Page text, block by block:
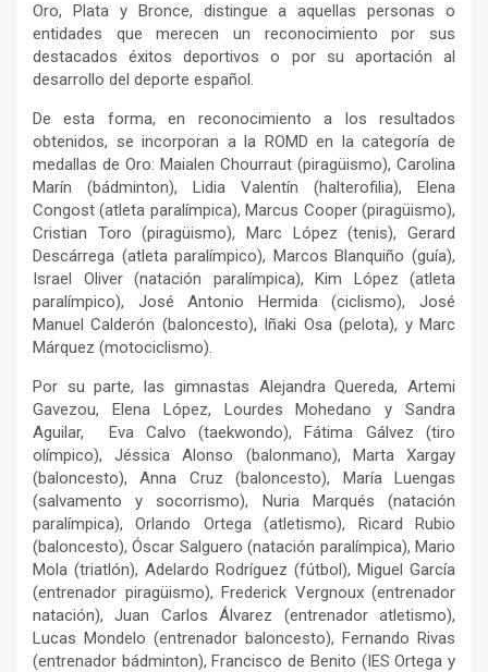
Oro, Plata y Bronce, distingue a aquellas personas o
entidades que merecen un reconocimiento por sus
destacados éxitos deportivos o por su aportación al
desarrollo del deporte español.
De esta forma, en reconocimiento a los resultados
obtenidos, se incorporan a la ROMD en la categoría de
medallas de Oro: Maialen Chourraut (piragüismo), Carolina
Marín (bádminton), Lidia Valentín (halterofilia), Elena
Congost (atleta paralímpica), Marcus Cooper (piragüismo),
Cristian Toro (piragüismo), Marc López (tenis), Gerard
Descárrega (atleta paralímpico), Marcos Blanquiño (guía),
Israel Oliver (natación paralímpica), Kim López (atleta
paralímpico), José Antonio Hermida (ciclismo), José
Manuel Calderón (baloncesto), Iñaki Osa (pelota), y Marc
Márquez (motociclismo).
Por su parte, las gimnastas Alejandra Quereda, Artemi
Gavezou, Elena López, Lourdes Mohedano y Sandra
Aguilar, Eva Calvo (taekwondo), Fátima Gálvez (tiro
olímpico), Jéssica Alonso (balonmano), Marta Xargay
(baloncesto), Anna Cruz (baloncesto), María Luengas
(salvamento y socorrismo), Nuria Marqués (natación
paralímpica), Orlando Ortega (atletismo), Ricard Rubio
(baloncesto), Óscar Salguero (natación paralímpica), Mario
Mola (triatlón), Adelardo Rodríguez (fútbol), Miguel García
(entrenador piragüismo), Frederick Vergnoux (entrenador
natación), Juan Carlos Álvarez (entrenador atletismo),
Lucas Mondelo (entrenador baloncesto), Fernando Rivas
(entrenador bádminton), Francisco de Benito (IES Ortega y